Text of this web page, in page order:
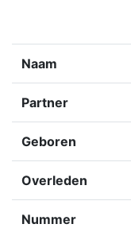
Naam
Partner
Geboren
Overleden
Nummer